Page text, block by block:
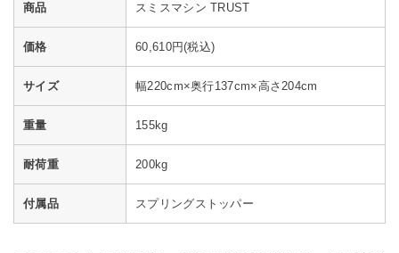
商品 スミスマシン TRUST
価格 60,610円(税込)
サイズ 幅220cm×奥行137cm×高さ204cm
重量 155kg
耐荷重 200kg
付属品 スプリングストッパー